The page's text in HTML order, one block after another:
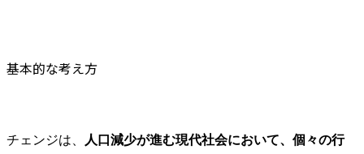
基本的な考え方
チェンジは、
人口減少が進む現代社会において、個々の行